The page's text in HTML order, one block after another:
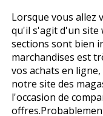
Lorsque vous allez
qu'il s'agit d'un site
sections sont bien
marchandises est
vos achats en
notre site des
l'occasion de